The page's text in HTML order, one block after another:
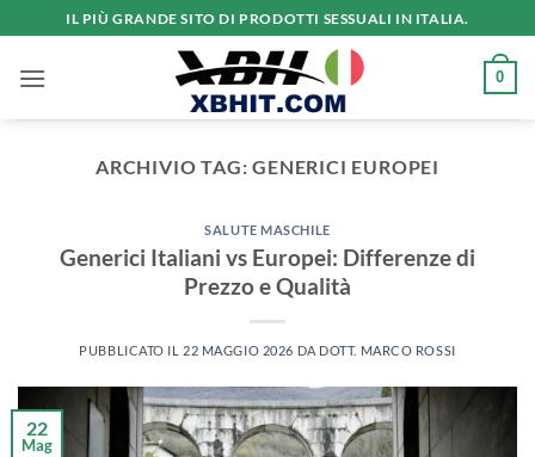
ai
contenuti
IL PIÙ GRANDE SITO DI PRODOTTI SESSUALI IN ITALIA.
0
ARCHIVIO TAG:GENERICI EUROPEI
SALUTE MASCHILE
Generici Italiani vs Europei: Differenze di
Prezzo e Qualità
PUBBLICATO IL 22 MAGGIO 2026 DA DOTT. MARCO ROSSI
22
Mag